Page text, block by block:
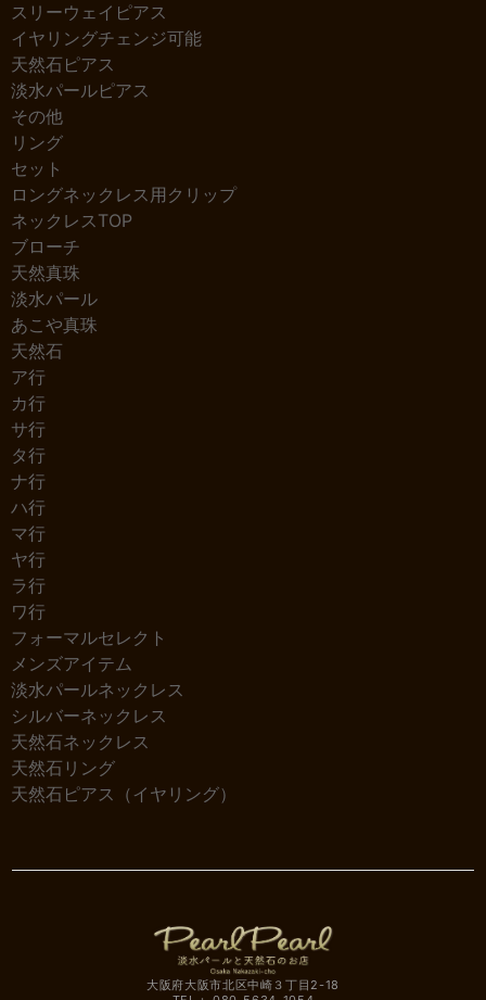
スリーウェイピアス
イヤリングチェンジ可能
天然石ピアス
淡水パールピアス
その他
リング
セット
ロングネックレス用クリップ
ネックレスTOP
ブローチ
天然真珠
淡水パール
あこや真珠
天然石
ア行
カ行
サ行
タ行
ナ行
ハ行
マ行
ヤ行
ラ行
ワ行
フォーマルセレクト
メンズアイテム
淡水パールネックレス
シルバーネックレス
天然石ネックレス
天然石リング
天然石ピアス（イヤリング）
大阪府大阪市北区中崎３丁目2-18